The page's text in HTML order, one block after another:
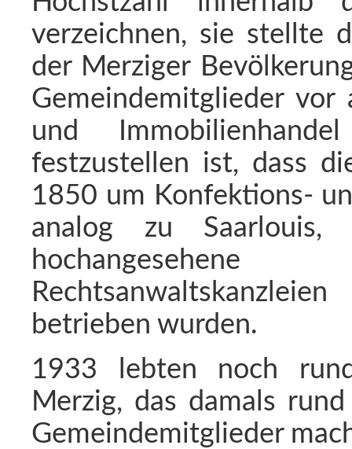
verzeichnen, sie stellte
der Merziger
Gemeindemitglieder
und
festzustellen ist, dass
1850 um Konfektions-
analog zu
betrieben wurden.
1933 lebten noch
Merzig, das damals
Gemeindemitglieder